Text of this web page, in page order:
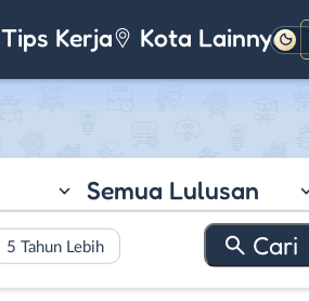
Tips Kerja Kota LainnyaGelap
Semua Lulusan
5 Tahun Lebih